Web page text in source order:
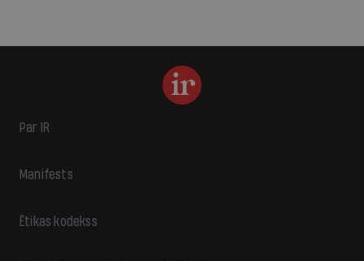
Par IR
Manifests
Ētikas kodekss